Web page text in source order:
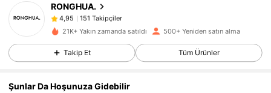
RONGHUA.
4,95
151 Takipçiler
K***e
1 gün önce'i takip etti
4,95
151 Takipçiler
4,95 151 Takipçiler
4,95 151 Takipçiler
21K+ Yakın zamanda satıldı 500+ Yeniden satın alma
Takip Et Tüm Ürünler
Şunlar Da Hoşunuza Gidebilir